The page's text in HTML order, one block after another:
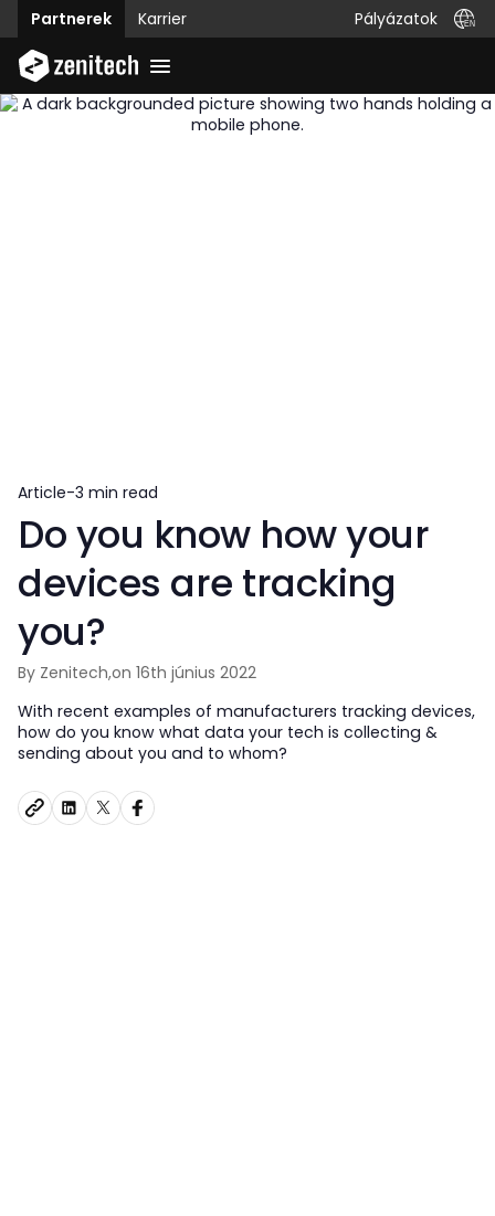
Partnerek Karrier Pályázatok
Article-3 min read
Do you know how your
devices are tracking
you?
By Zenitech,on 16th június 2022
With recent examples of manufacturers tracking devices,
how do you know what data your tech is collecting &
sending about you and to whom?